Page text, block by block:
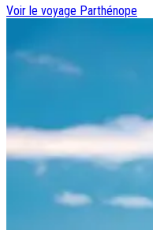
Voir le voyage Parthénope